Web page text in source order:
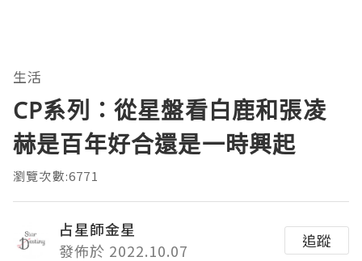
生活
CP系列：從星盤看白鹿和張凌
赫是百年好合還是一時興起
瀏覽次數:6771
占星師金星
發佈於 2022.10.07
追蹤